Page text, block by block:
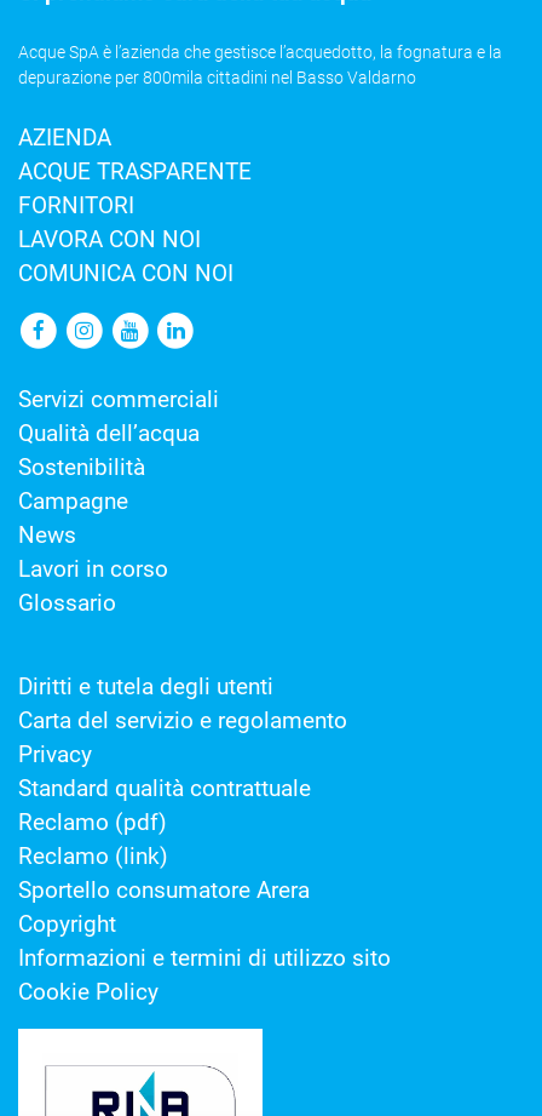
Acque SpA è l’azienda che gestisce l’acquedotto, la fognatura e la
depurazione per 800mila cittadini nel Basso Valdarno
AZIENDA
ACQUE TRASPARENTE
FORNITORI
LAVORA CON NOI
COMUNICA CON NOI
Servizi commerciali
Qualità dell’acqua
Sostenibilità
Campagne
News
Lavori in corso
Glossario
Diritti e tutela degli utenti
Carta del servizio e regolamento
Privacy
Standard qualità contrattuale
Reclamo (pdf)
Reclamo (link)
Sportello consumatore Arera
Copyright
Informazioni e termini di utilizzo sito
Cookie Policy